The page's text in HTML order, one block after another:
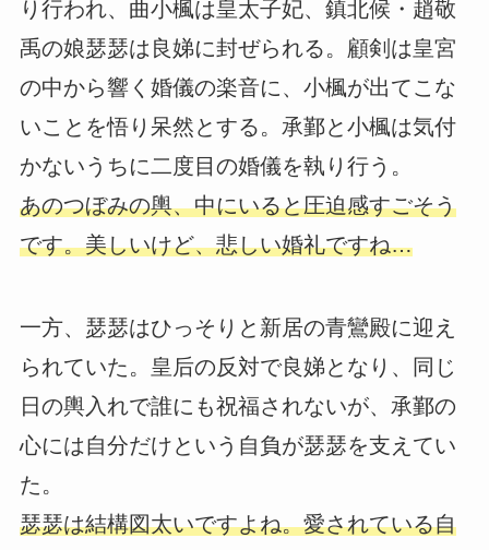
り行われ、曲小楓は皇太子妃、鎮北候・趙敬
禹の娘瑟瑟は良娣に封ぜられる。顧剣は皇宮
の中から響く婚儀の楽音に、小楓が出てこな
いことを悟り呆然とする。承鄞と小楓は気付
かないうちに二度目の婚儀を執り行う。
あのつぼみの輿、中にいると圧迫感すごそう
です。美しいけど、悲しい婚礼ですね…
一方、瑟瑟はひっそりと新居の青鸞殿に迎え
られていた。皇后の反対で良娣となり、同じ
日の輿入れで誰にも祝福されないが、承鄞の
心には自分だけという自負が瑟瑟を支えてい
た。
瑟瑟は結構図太いですよね。愛されている自